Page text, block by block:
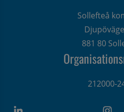
Sollefteå
881 80
212000-